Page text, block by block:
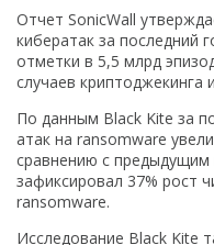
Отчет SonicWall
кибератак за последний
отметки в 5,5 млрд
случаев
По данным Black Kite за
атак на ransomware
сравнению с
зафиксировал 37% рост
ransomware.
Исследование Black Kite